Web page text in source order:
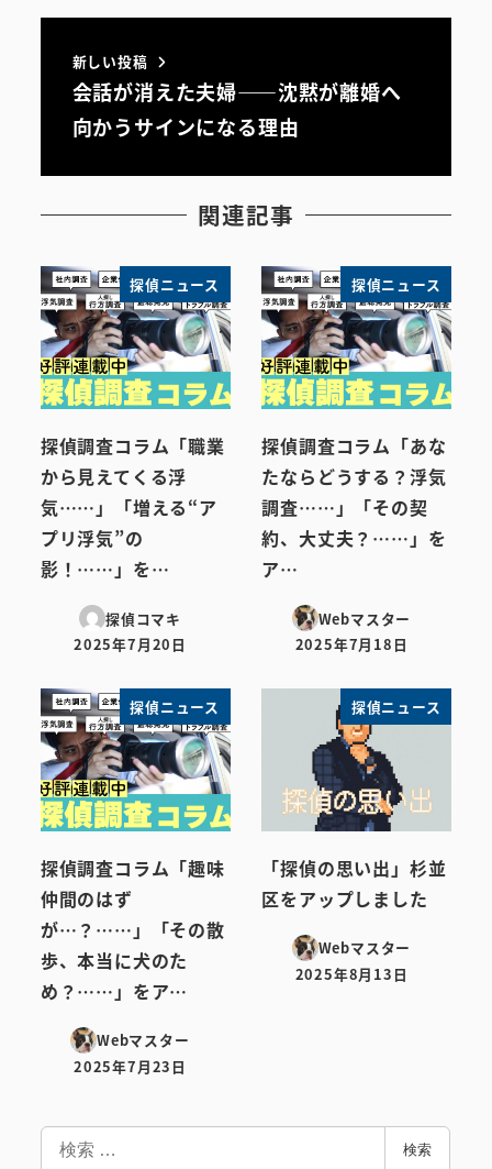
新しい投稿
会話が消えた夫婦――沈黙が離婚へ
向かうサインになる理由
関連記事
探偵ニュース
探偵調査コラム「職業
から見えてくる浮
気……」「増える“ア
プリ浮気”の
影！……」を…
探偵コマキ
投稿日
2025年7月20日
探偵ニュース
探偵調査コラム「あな
たならどうする？浮気
調査……」「その契
約、大丈夫？……」を
ア…
Webマスター
投稿日
2025年7月18日
探偵ニュース
探偵調査コラム「趣味
仲間のはず
が…？……」「その散
歩、本当に犬のた
め？……」をア…
Webマスター
投稿日
2025年7月23日
探偵ニュース
「探偵の思い出」杉並
区をアップしました
Webマスター
投稿日
2025年8月13日
検
検索